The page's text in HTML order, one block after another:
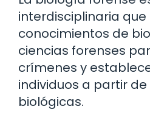
interdisciplinaria
conocimientos de
ciencias forenses
crímenes y
individuos a partir
biológicas.